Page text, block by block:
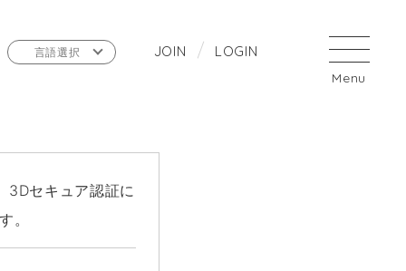
JOIN LOGIN
言語選択
3Dセキュア認証に
。